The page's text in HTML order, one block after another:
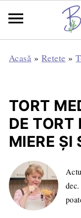
Acasă » Retete »
TORT
DE TORT
MIERE ȘI
dec.